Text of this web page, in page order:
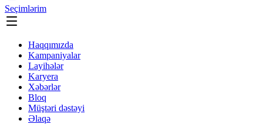
Seçimlərim
Haqqımızda
Kampaniyalar
Layihələr
Karyera
Xəbərlər
Bloq
Müştəri dəstəyi
Əlaqə